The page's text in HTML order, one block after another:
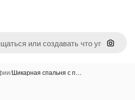
Поиск
/Шикарная спальня с п…